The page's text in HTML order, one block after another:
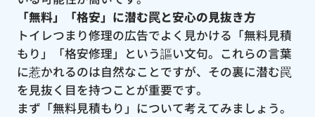
「無料」「格安」に潜む罠と安心の見抜き方
トイレつまり修理の広告でよく見かける「無料見積
もり」「格安修理」という謳い文句。これらの言葉
に惹かれるのは自然なことですが、その裏に潜む罠
を見抜く目を持つことが重要です。
まず「無料見積もり」について考えてみましょう。